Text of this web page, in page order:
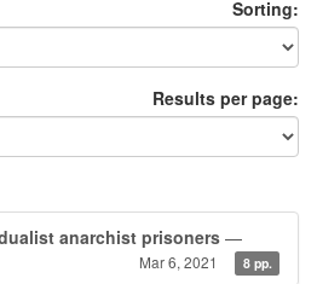
Sorting:
Results per page:
anarchist prisoners —
Mar 6, 2021 8 pp.